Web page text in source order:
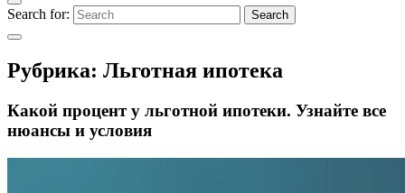
Search for: Search
Рубрика: Льготная ипотека
Какой процент у льготной ипотеки. Узнайте все
нюансы и условия